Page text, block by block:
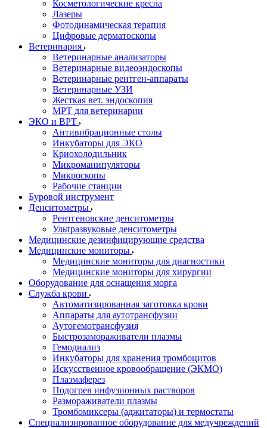
Косметологические кресла
Лазеры
Фотодинамическая терапия
Цифровые дерматоскопы
Ветеринария
Ветеринарные анализаторы
Ветеринарные видеоэндоскопы
Ветеринарные рентген-аппараты
Ветеринарные УЗИ
Жесткая вет. эндоскопия
МРТ для ветеринарии
ЭКО и ВРТ
Антивибрационные столы
Инкубаторы для ЭКО
Криохолодильник
Микроманипуляторы
Микроскопы
Рабочие станции
Буровой инструмент
Денситометры
Рентгеновские денситометры
Ультразвуковые денситометры
Медицинские дезинфицирующие средства
Медицинские мониторы
Медицинские мониторы для диагностики
Медицинские мониторы для хирургии
Оборудование для оснащения морга
Служба крови
Автоматизированная заготовка крови
Аппараты для аутотрансфузии
Аутогемотрансфузия
Быстрозамораживатели плазмы
Гемодиализ
Инкубаторы для хранения тромбоцитов
Искусственное кровообращение (ЭКМО)
Плазмаферез
Подогрев инфузионных растворов
Размораживатели плазмы
Тромбомиксеры (аджитаторы) и термостаты
Специализированное оборудование для медучреждений